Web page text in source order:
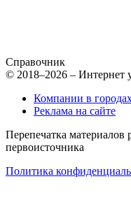
Справочник
© 2018–2026 – Интернет
Компании в
Реклама на сайте
Перепечатка материалов
первоисточника
Политика